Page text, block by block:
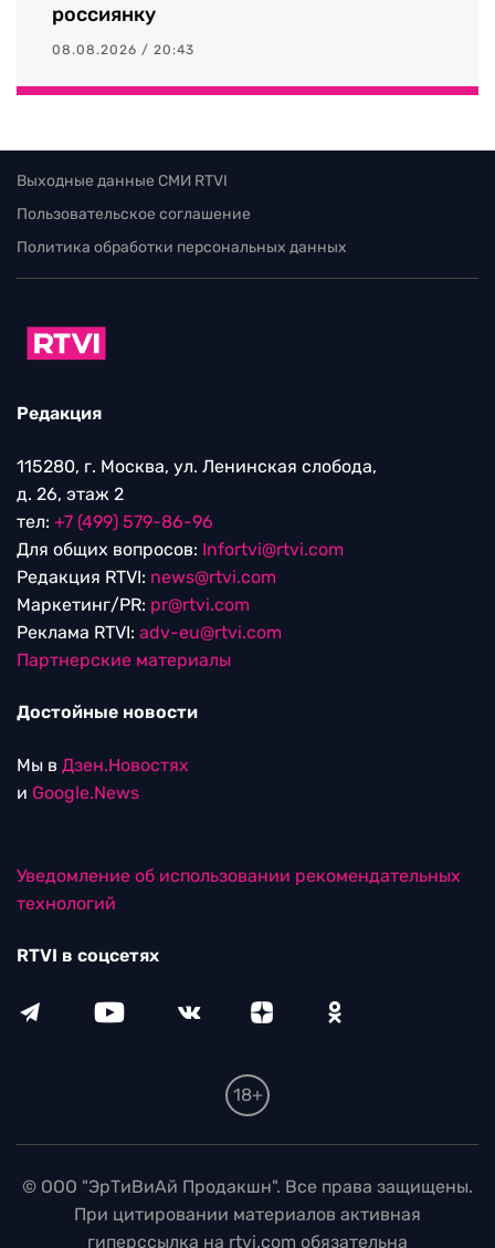
россиянку
08.08.2026 / 20:43
Выходные данные СМИ RTVI
Пользовательское соглашение
Политика обработки персональных данных
Редакция
115280, г. Москва, ул. Ленинская слобода,
д. 26, этаж 2
тел: +7 (499) 579-86-96
Для общих вопросов: Infortvi@rtvi.com
Редакция RTVI: news@rtvi.com
Маркетинг/PR: pr@rtvi.com
Реклама RTVI: adv-eu@rtvi.com
Партнерские материалы
Достойные новости
Мы в Дзен.Новостях
и Google.News
Уведомление об использовании рекомендательных
технологий
RTVI в соцсетях
18+
© ООО "ЭрТиВиАй Продакшн". Все права защищены.
При цитировании материалов активная
гиперссылка на rtvi.com обязательна